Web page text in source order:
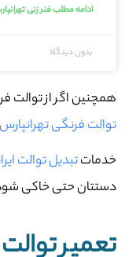
ادامه مطلب فنر زنی
بدون دیدگاه
همچنین اگر از توالت
توالت فرنگی تهرانپارس
خدماتتبدیل توالت
دستتان حتی خاکی شود
تعمیر